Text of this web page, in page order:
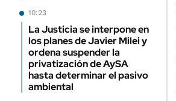
10:23
La Justicia se interpone en
los planes de Javier Milei y
ordena suspender la
privatización de AySA
hasta determinar el pasivo
ambiental